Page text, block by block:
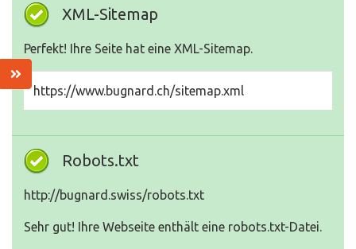
XML-Sitemap
Perfekt! Ihre Seite hat eine XML-Sitemap.
https://www.bugnard.ch/sitemap.xml
Robots.txt
http://bugnard.swiss/robots.txt
Sehr gut! Ihre Webseite enthält eine robots.txt-Datei.